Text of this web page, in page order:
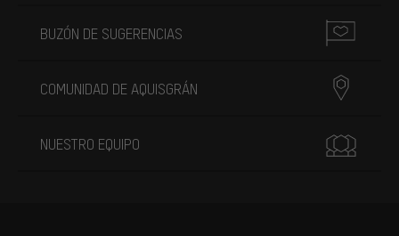
BUZÓN DE SUGERENCIAS
COMUNIDAD DE AQUISGRÁN
NUESTRO EQUIPO